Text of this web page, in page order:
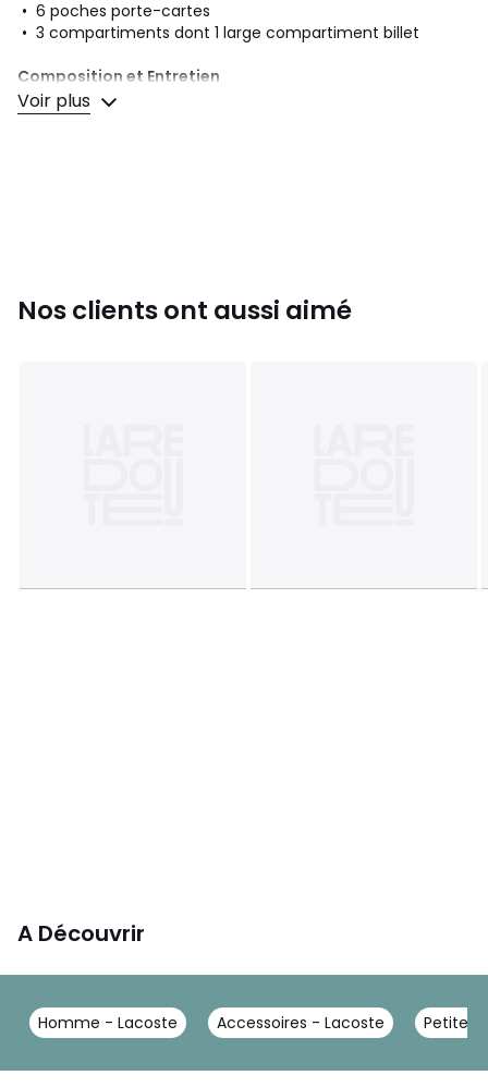
• 6 poches porte-cartes
• 3 compartiments dont 1 large compartiment billet
Composition et Entretien
• 100% cuir
• Pour l'entretien, merci de vous référer aux indications
Voir plus
Nos clients ont aussi aimé
A Découvrir
Homme - Lacoste Accessoires - Lacoste Petite